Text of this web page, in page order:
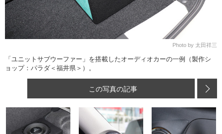
Photo by 太田祥三
「ユニットサブウーファー」を搭載したオーディオカーの一例（製作シ
ョップ：パラダ＜福井県＞）。
この写真の記事